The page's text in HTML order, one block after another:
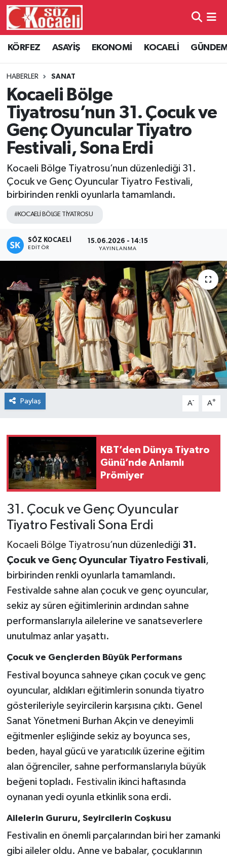
KÖRFEZ ASAYİŞ EKONOMİ KOCAELİ
HABERLER SANAT
Kocaeli Bölge
Tiyatrosu’nun 31. Çocuk ve
Genç Oyuncular Tiyatro
Festivali, Sona Erdi
Kocaeli Bölge Tiyatrosu’nun düzenlediği 31.
Çocuk ve Genç Oyuncular Tiyatro Festivali,
birbirinden renkli oyunlarla tamamlandı.
#KOCAELİ BÖLGE TİYATROSU
SÖZ KOCAELI
EDITÖR
15.06.2026 - 14:15
YAYINLANMA
Paylaş A- A+
KBT’den Dünya Tiyatro
Günü’nde Anlamlı
Prömiyer
31. Çocuk ve Genç Oyuncular
Tiyatro Festivali Sona Erdi
Kocaeli Bölge Tiyatrosu’nun düzenlediği 31.
Çocuk ve Genç Oyuncular Tiyatro Festivali,
birbirinden renkli oyunlarla tamamlandı.
Festivalde sahne alan çocuk ve genç oyuncular,
sekiz ay süren eğitimlerinin ardından sahne
performanslarıyla ailelerine ve sanatseverlere
unutulmaz anlar yaşattı.
Çocuk ve Gençlerden Büyük Performans
Festival boyunca sahneye çıkan çocuk ve genç
oyuncular, aldıkları eğitimlerin sonunda tiyatro
gösterileriyle seyircilerin karşısına çıktı. Genel
Sanat Yönetmeni Burhan Akçin ve deneyimli
eğitmenler eşliğinde sekiz ay boyunca ses,
beden, hayal gücü ve yaratıcılık üzerine eğitim
alan öğrenciler, sahne performanslarıyla büyük
beğeni topladı. Festivalin ikinci haftasında
oynanan yedi oyunla etkinlik sona erdi.
Ailelerin Gururu, Seyircilerin Coşkusu
Festivalin en önemli parçalarından biri her zamanki
gibi aileler oldu. Anne ve babalar, çocuklarının
Kocaeli Hava Durumu
Kocaeli Namaz Vakitleri
Kocaeli Trafik Yoğunluk Haritası
Süper Lig Puan Durumu ve Fikstür
Tüm Manşetler
Son Dakika Haberleri